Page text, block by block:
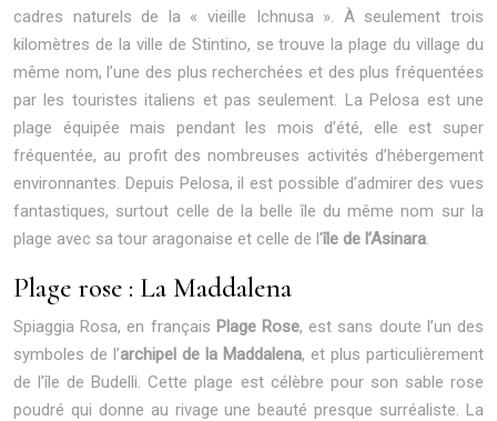
cadres naturels de la « vieille Ichnusa ». À seulement trois
kilomètres de la ville de Stintino, se trouve la plage du village du
même nom, l’une des plus recherchées et des plus fréquentées
par les touristes italiens et pas seulement. La Pelosa est une
plage équipée mais pendant les mois d’été, elle est super
fréquentée, au profit des nombreuses activités d’hébergement
environnantes. Depuis Pelosa, il est possible d’admirer des vues
fantastiques, surtout celle de la belle île du même nom sur la
plage avec sa tour aragonaise et celle de l’île de l’Asinara.
Plage rose : La Maddalena
Spiaggia Rosa, en français Plage Rose, est sans doute l’un des
symboles de l’archipel de la Maddalena, et plus particulièrement
de l’île de Budelli. Cette plage est célèbre pour son sable rose
poudré qui donne au rivage une beauté presque surréaliste. La